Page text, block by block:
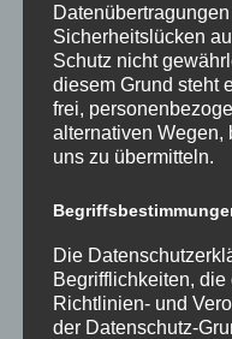
Sicherheitslücken
Schutz nicht
diesem Grund steht
frei,
alternativen Wegen,
uns zu übermitteln.
Die
Begrifflichkeiten,
Richtlinien- und
der Datenschutz-